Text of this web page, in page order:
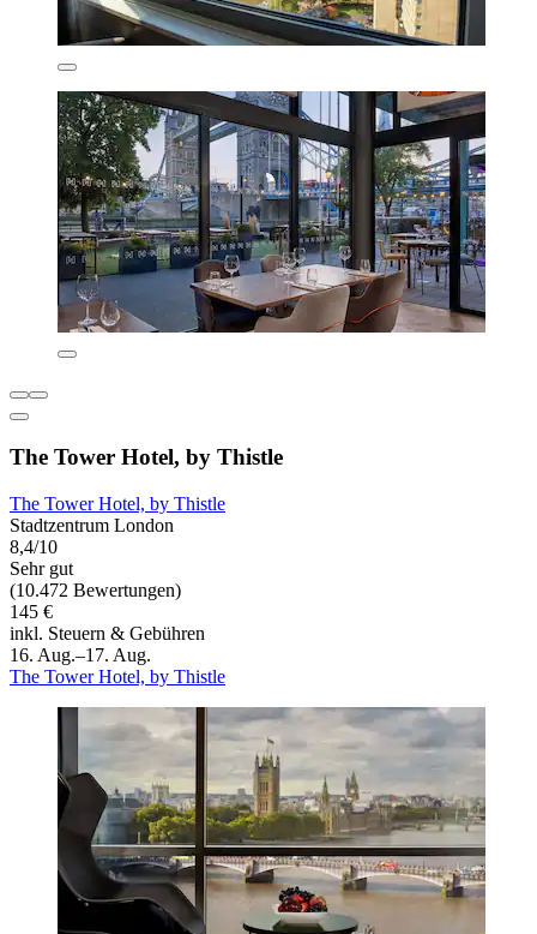
The Tower Hotel, by Thistle
The Tower Hotel, by Thistle
Stadtzentrum London
8,4/10
Sehr gut
(10.472 Bewertungen)
145 €
inkl. Steuern & Gebühren
16. Aug.–17. Aug.
The Tower Hotel, by Thistle